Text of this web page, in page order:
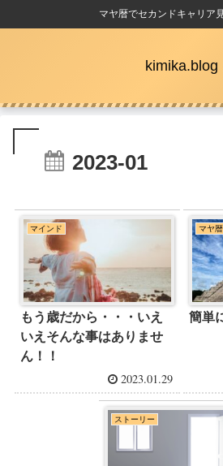
マヤ暦でセカンドキャリア
kimika.blog
2023-01
マインド
もう歳だから・・・いえ
いえそんな事はありませ
ん！！
2023.01.29
マヤ暦
簡単
ストーリー